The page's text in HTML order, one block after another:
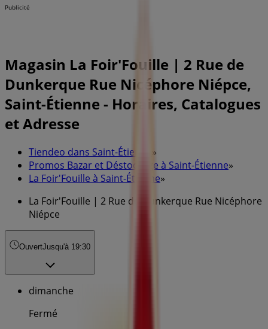
Publicité
Magasin La Foir'Fouille | 2 Rue de
Dunkerque Rue Nicéphore Niépce,
Saint-Étienne - Horaires, Catalogues
et Adresse
Tiendeo dans Saint-Étienne »
Promos Bazar et Déstockage à Saint-Étienne»
La Foir'Fouille à Saint-Étienne»
La Foir'Fouille | 2 Rue de Dunkerque Rue Nicéphore
Niépce
OuvertJusqu'à 19:30
dimanche
Fermé